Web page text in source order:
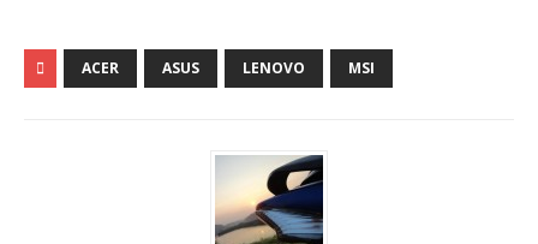
ACER ASUS LENOVO MSI